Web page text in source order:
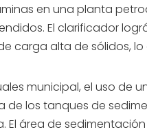
en una planta
El clarificador
carga alta de sólidos, lo
municipal, el uso de
de los tanques de
El área de sedimentación